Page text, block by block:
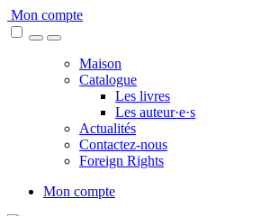
Skip
to
Mon compte
Maison
Catalogue
Les livres
Les auteur·e·s
Actualités
Contactez-nous
Foreign Rights
Mon compte